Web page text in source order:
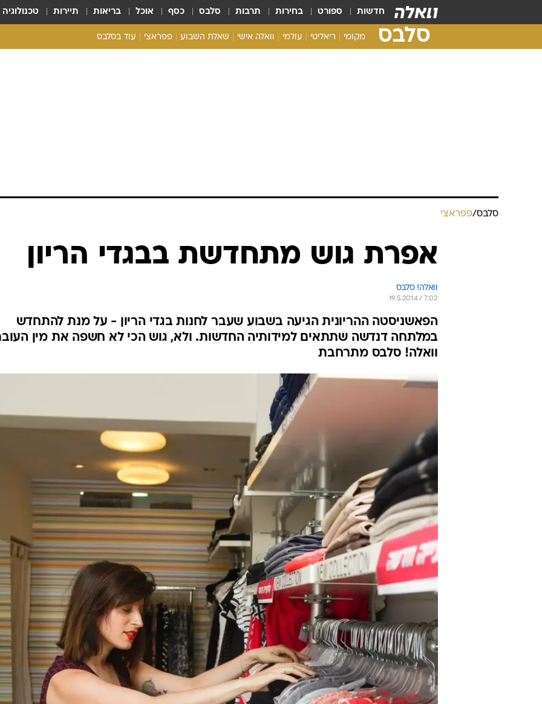
חדשות ספורט בחירות תרבות סלבס כסף אוכל בריאות תיירות טכנולוגיה
סלבס מקומי ריאליטי עולמי וואלה אישי שאלת השבוע פפראצי עוד בסלבס
סלבס/פפראצי
אפרת גוש מתחדשת בבגדי הריון
וואלה! סלבס
19.5.2014 / 7:02
הפאשניסטה ההריונית הגיעה בשבוע שעבר לחנות בגדי הריון - על מנת להתחדש
במלתחה דנדשה שתתאים למידותיה החדשות. ולא, גוש הכי לא חשפה את מין
וואלה! סלבס מתרחבת